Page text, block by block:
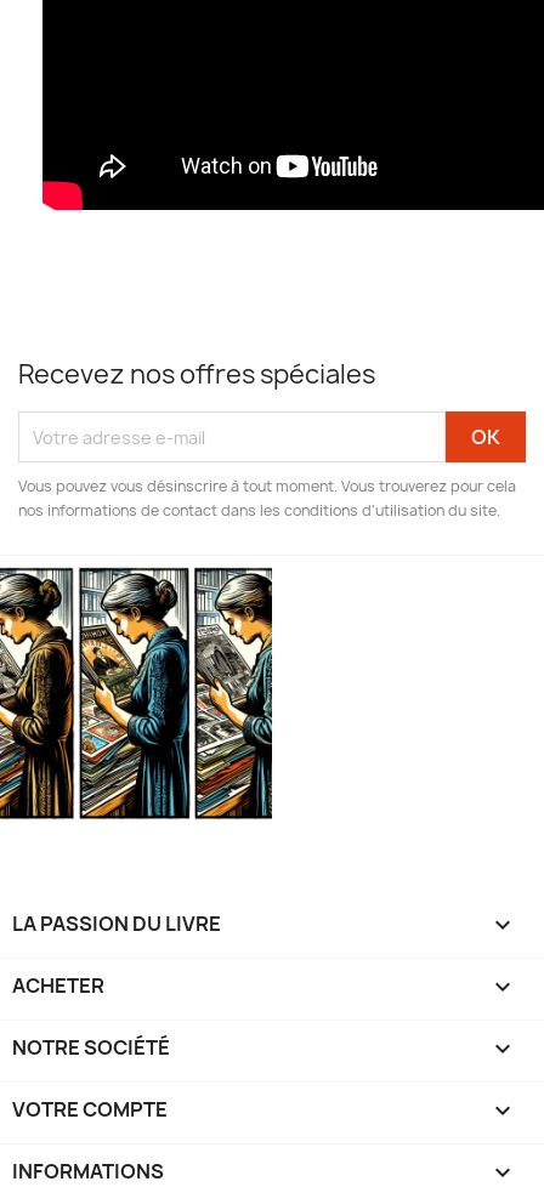
Recevez nos offres spéciales
Vous pouvez vous désinscrire à tout moment. Vous trouverez pour cela
nos informations de contact dans les conditions d'utilisation du site.
LA PASSION DU LIVRE 
ACHETER 
NOTRE SOCIÉTÉ 
VOTRE COMPTE 
INFORMATIONS keyboard_arrow_down